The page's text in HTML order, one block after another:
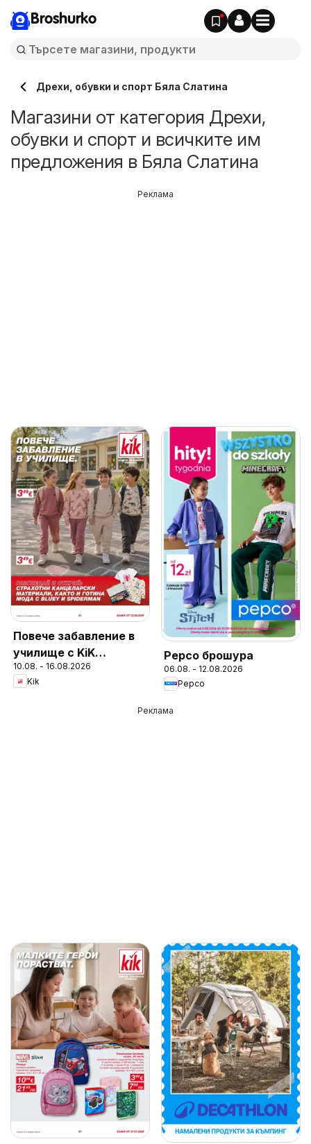
Broshurko
Дрехи, обувки и спорт Бяла Слатина
Магазини от категория Дрехи,
обувки и спорт и всичките им
предложения в Бяла Слатина
Повече забавление в
училище с KiK
предложения
10.08. - 16.08.2026
Kik
Pepco брошура
06.08. - 12.08.2026
Pepco
Реклама
Реклама